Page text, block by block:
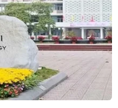
sách đối tác
1-7/2019, nước
quan trọng thứ 7
nhập khẩu ước đạt